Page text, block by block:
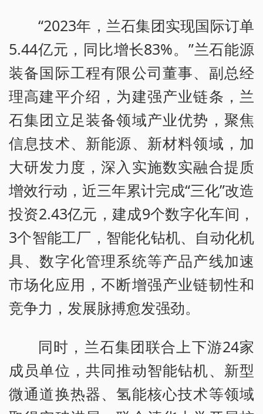
“2023年，兰石集团实现国际订单
5.44亿元，同比增长83%。”兰石能源
装备国际工程有限公司董事、副总经
理高建平介绍，为建强产业链条，兰
石集团立足装备领域产业优势，聚焦
信息技术、新能源、新材料领域，加
大研发力度，深入实施数实融合提质
增效行动，近三年累计完成“三化”改造
投资2.43亿元，建成9个数字化车间，
3个智能工厂，智能化钻机、自动化机
具、数字化管理系统等产品产线加速
市场化应用，不断增强产业链韧性和
竞争力，发展脉搏愈发强劲。
同时，兰石集团联合上下游24家
成员单位，共同推动智能钻机、新型
微通道换热器、氢能核心技术等领域